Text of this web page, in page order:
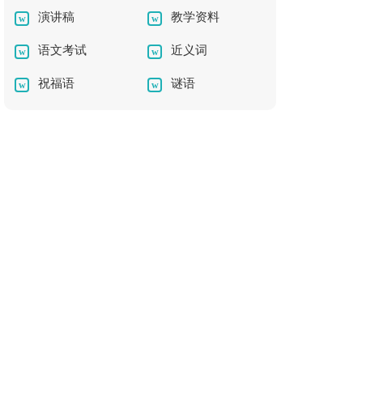
篇
优秀作文300字合集5
篇
老师作文5篇
演讲稿 教学资料
语文考试 近义词
祝福语 谜语